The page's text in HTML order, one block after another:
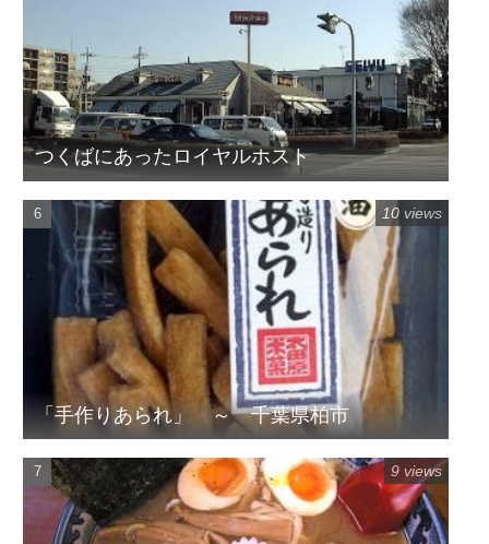
つくばにあったロイヤルホスト
「手作りあられ」 ～ 千葉県柏市
10 views
9 views